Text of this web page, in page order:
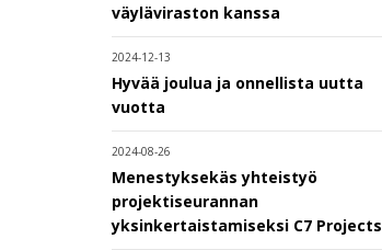
väyläviraston kanssa
2024-12-13
Hyvää joulua ja onnellista uutta
vuotta
2024-08-26
Menestyksekäs yhteistyö
projektiseurannan
yksinkertaistamiseksi C7 Projects